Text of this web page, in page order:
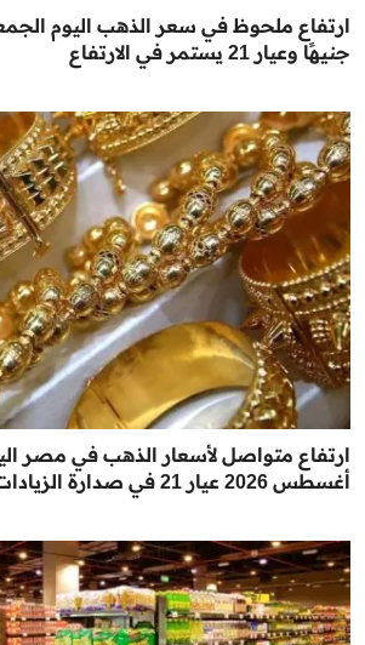
جنيهًا وعيار 21 يستمر في الارتفاع
أغسطس 2026 عيار 21 في صدارة الزيادات